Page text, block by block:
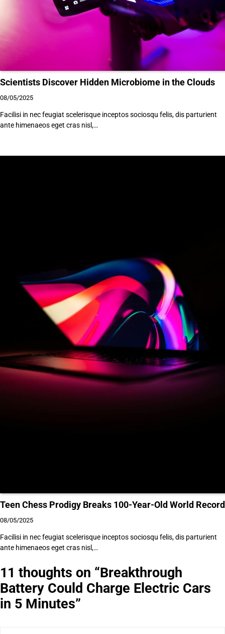
Scientists Discover Hidden Microbiome in the Clouds
08/05/2025
Facilisi in nec feugiat scelerisque inceptos sociosqu felis, dis parturient
ante himenaeos eget cras nisl,…
Teen Chess Prodigy Breaks 100-Year-Old World Record
08/05/2025
Facilisi in nec feugiat scelerisque inceptos sociosqu felis, dis parturient
ante himenaeos eget cras nisl,…
11 thoughts on “Breakthrough
Battery Could Charge Electric Cars
in 5 Minutes”